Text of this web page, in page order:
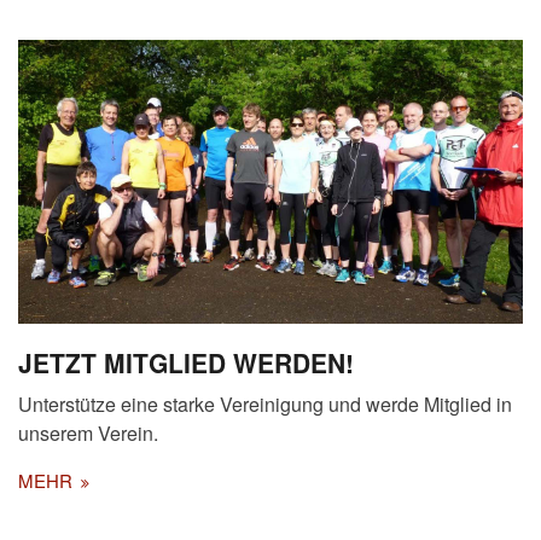
JETZT MITGLIED WERDEN!
Unterstütze eine starke Vereinigung und werde Mitglied in
unserem Verein.
MEHR